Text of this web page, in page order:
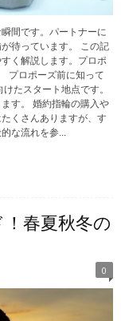
間です。パートナーに
待っています。 この記
く解説します。プロポ
プロポーズ前に知って
たスタート地点です。
す。 婚約指輪の購入や
くさんありますが、す
な流れを参...
春夏秋冬の
0